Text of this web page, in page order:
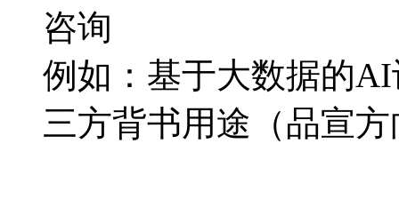
咨询
例如：基于大数据的
三方背书用途（品宣